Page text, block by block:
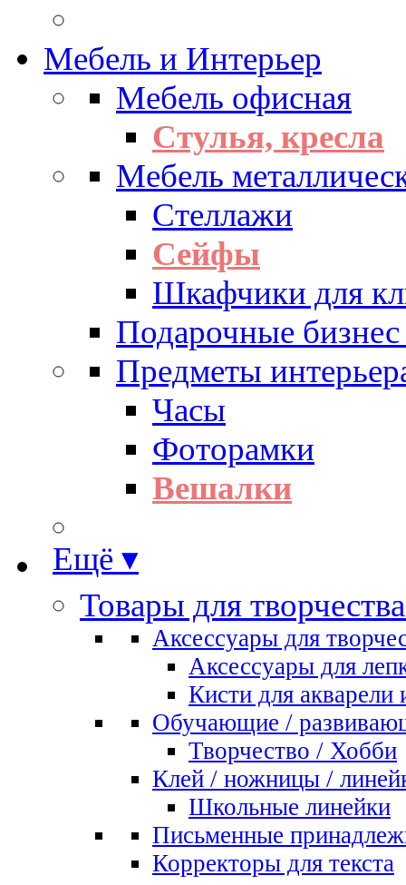
Мебель и Интерьер
Мебель офисная
Стулья, кресла
Мебель
Стеллажи
Сейфы
Шкафчики для
Подарочные бизнес
Предметы
Часы
Фоторамки
Вешалки
Ещё ▾
Товары для
Аксессуары для
Аксессуары для
Кисти для акварели
Обучающие /
Творчество / Хобби
Клей / ножницы /
Школьные линейки
Письменные
Корректоры для текста